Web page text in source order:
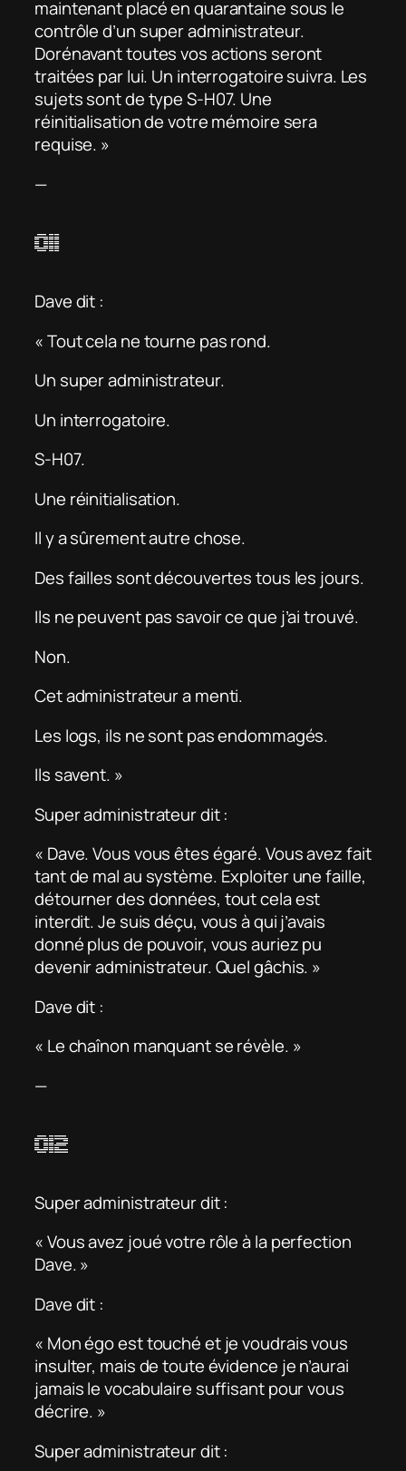
maintenant placé en quarantaine sous le
contrôle d’un super administrateur.
Dorénavant toutes vos actions seront
traitées par lui. Un interrogatoire suivra. Les
sujets sont de type S-H07. Une
réinitialisation de votre mémoire sera
requise. »
—
011
Dave dit :
« Tout cela ne tourne pas rond.
Un super administrateur.
Un interrogatoire.
S-H07.
Une réinitialisation.
Il y a sûrement autre chose.
Des failles sont découvertes tous les jours.
Ils ne peuvent pas savoir ce que j’ai trouvé.
Non.
Cet administrateur a menti.
Les logs, ils ne sont pas endommagés.
Ils savent. »
Super administrateur dit :
« Dave. Vous vous êtes égaré. Vous avez fait
tant de mal au système. Exploiter une faille,
détourner des données, tout cela est
interdit. Je suis déçu, vous à qui j’avais
donné plus de pouvoir, vous auriez pu
devenir administrateur. Quel gâchis. »
Dave dit :
« Le chaînon manquant se révèle. »
—
012
Super administrateur dit :
« Vous avez joué votre rôle à la perfection
Dave. »
Dave dit :
« Mon égo est touché et je voudrais vous
insulter, mais de toute évidence je n’aurai
jamais le vocabulaire suffisant pour vous
décrire. »
Super administrateur dit :